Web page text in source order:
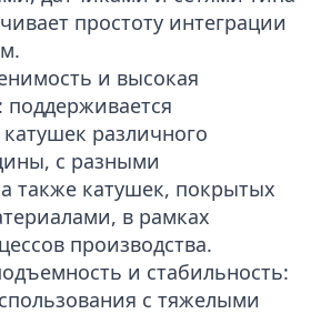
простоту интеграции
и высокая
поддерживается
различного
с разными
также катушек, покрытых
в рамках
производства.
и стабильность:
с тяжелыми